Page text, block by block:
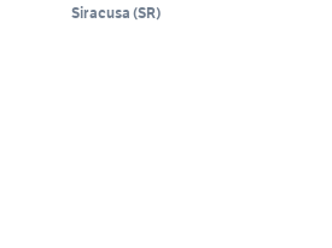
Siracusa (SR)